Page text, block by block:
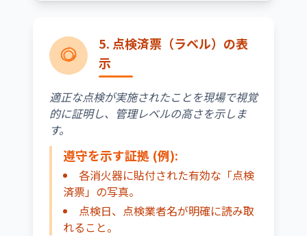
5. 点検済票（ラベル）の表
示
適正な点検が実施されたことを現場で視覚
的に証明し、管理レベルの高さを示しま
す。
遵守を示す証拠 (例):
各消火器に貼付された有効な「点検
済票」の写真。
点検日、点検業者名が明確に読み取
れること。